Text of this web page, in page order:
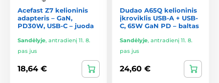
Acefast Z7 kelioninis
adapteris – GaN,
PD30W, USB-C – juoda
Sandėlyje, antradienį 11. 8.
pas jus
18,64 €
Dudao A65Q kelioninis
įkroviklis USB-A + USB-
C, 65W GaN PD – baltas
Sandėlyje, antradienį 11. 8.
pas jus
24,60 €